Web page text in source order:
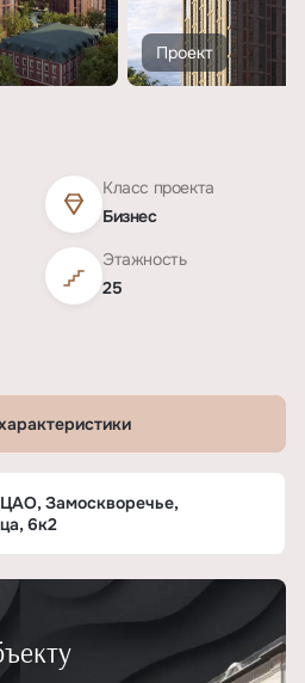
Проект
Класс проекта
Бизнес
Этажность
25
«Воксхолл»
Замоскворечье,
6к2